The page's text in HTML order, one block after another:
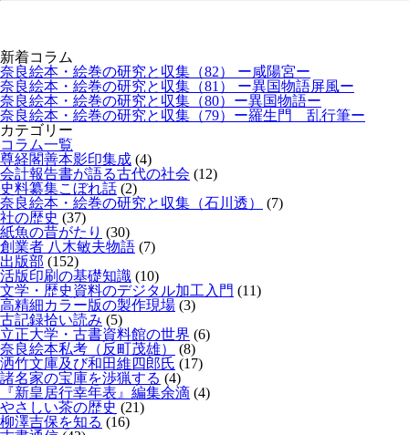
新着コラム
奈良絵本・絵巻の研究と収集（82） ー咸陽宮ー
奈良絵本・絵巻の研究と収集（81） ー異国物語屏風ー
奈良絵本・絵巻の研究と収集（80）ー異国物語ー
奈良絵本・絵巻の研究と収集（79）ー羅生門 乱行筆ー
カテゴリー
コラム一覧
尊経閣善本影印集成 (4)
会計報告書が語る古代の社会 (12)
史料纂集こぼれ話 (2)
奈良絵本・絵巻の研究と収集（石川透）
(7)
社の歴史 (37)
紙魚の昔がたり (30)
創業者 八木敏夫物語 (7)
出版部 (152)
活版印刷の基礎知識 (10)
文学・歴史資料のデジタル加工入門 (11)
高精細カラー版の製作現場 (3)
古記録拾い読み (5)
立正大学・古書資料館の世界 (6)
奈良絵本私考（反町茂雄）
(8)
洒竹文庫及び和田維四郎氏 (17)
諸名家の宝庫を渉猟する (4)
『新皇居行幸年表』編集余滴 (4)
やさしい茶の歴史 (21)
柳澤吉保を知る (16)